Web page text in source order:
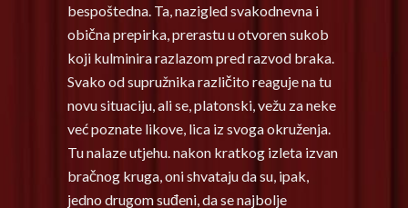
bespoštedna. Ta, nazigled svakodnevna i
obična prepirka, prerastu u otvoren sukob
koji kulminira razlazom pred razvod braka.
Svako od supružnika različito reaguje na tu
novu situaciju, ali se, platonski, vežu za neke
već poznate likove, lica iz svoga okruženja.
Tu nalaze utjehu. nakon kratkog izleta izvan
bračnog kruga, oni shvataju da su, ipak,
jedno drugom suđeni, da se najbolje